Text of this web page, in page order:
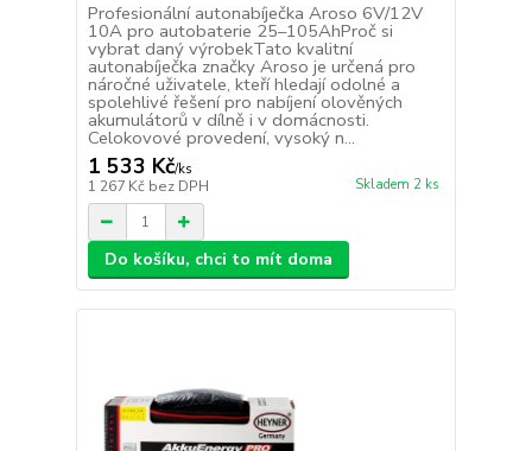
Profesionální autonabíječka Aroso 6V/12V
10A pro autobaterie 25–105AhProč si
vybrat daný výrobekTato kvalitní
autonabíječka značky Aroso je určená pro
náročné uživatele, kteří hledají odolné a
spolehlivé řešení pro nabíjení olověných
akumulátorů v dílně i v domácnosti.
Celokovové provedení, vysoký n...
1 533 Kč/ks
1 267 Kč bez DPH Skladem 2 ks
Do košíku, chci to mít doma